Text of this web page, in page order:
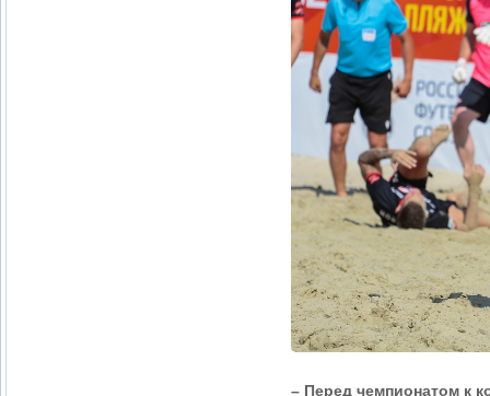
– Перед чемпионатом к